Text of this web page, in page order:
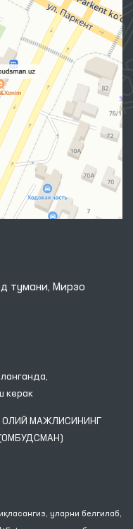
тумани, Мирзо
керак
МАЖЛИСИНИНГ
уларни белгилаб,